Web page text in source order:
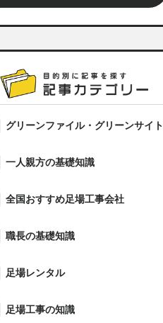
グリーンファイル・グリーンサイト
一人親方の基礎知識
全国おすすめ足場工事会社
職長の基礎知識
足場レンタル
足場工事の知識